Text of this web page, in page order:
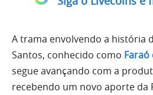
A trama envolvendo a história
Santos, conhecido como
segue avançando com a
recebendo um novo aporte da